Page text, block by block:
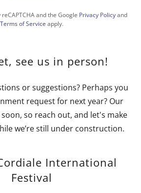
and the Google Privacy Policyand
Terms of Service apply.
see us in person!
or suggestions? Perhaps you
request for next year? Our
so reach out, and let's make
we’re still under construction.
International
Festival